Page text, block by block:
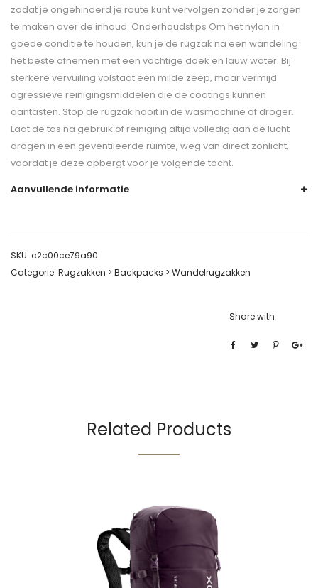
zodat je ongehinderd je route kunt vervolgen zonder je zorgen
te maken over de inhoud. Onderhoudstips Om het nylon in
goede conditie te houden, kun je de rugzak na een wandeling
het beste afnemen met een vochtige doek en lauw water. Bij
sterkere vervuiling volstaat een milde zeep, maar vermijd
agressieve reinigingsmiddelen die de coatings kunnen
aantasten. Stop de rugzak nooit in de wasmachine of droger.
Laat de tas na gebruik of reiniging altijd volledig aan de lucht
drogen in een geventileerde ruimte, weg van direct zonlicht,
voordat je deze opbergt voor je volgende tocht.
Aanvullende informatie
SKU: c2c00ce79a90
Categorie: Rugzakken > Backpacks > Wandelrugzakken
Share with
Related Products